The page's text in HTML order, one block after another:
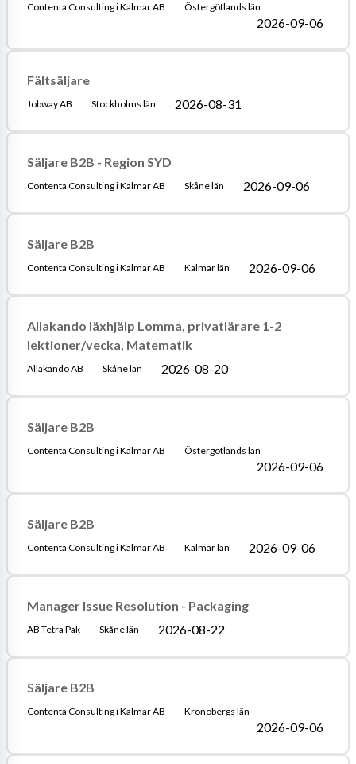
Contenta Consulting i Kalmar AB Östergötlands län
2026-09-06
Fältsäljare
Jobway AB Stockholms län 2026-08-31
Säljare B2B - Region SYD
Contenta Consulting i Kalmar AB Skåne län 2026-09-06
Säljare B2B
Contenta Consulting i Kalmar AB Kalmar län 2026-09-06
Allakando läxhjälp Lomma, privatlärare 1-2
lektioner/vecka, Matematik
Allakando AB Skåne län 2026-08-20
Säljare B2B
Contenta Consulting i Kalmar AB Östergötlands län
2026-09-06
Säljare B2B
Contenta Consulting i Kalmar AB Kalmar län 2026-09-06
Manager Issue Resolution - Packaging
AB Tetra Pak Skåne län 2026-08-22
Säljare B2B
Contenta Consulting i Kalmar AB Kronobergs län
2026-09-06